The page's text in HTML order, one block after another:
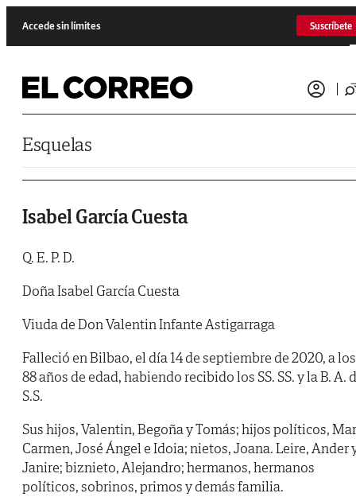
Accede sin límites Suscríbete
Esquelas
Isabel García Cuesta
Q. E. P. D.
Doña Isabel García Cuesta
Viuda de Don Valentin Infante Astigarraga
Falleció en Bilbao, el día 14 de septiembre de 2020, a los
88 años de edad, habiendo recibido los SS. SS. y la B. A.
S.S.
Sus hijos, Valentin, Begoña y Tomás; hijos políticos,
Carmen, José Ángel e Idoia; nietos, Joana. Leire, Ander
Janire; biznieto, Alejandro; hermanos, hermanos
políticos, sobrinos, primos y demás familia.